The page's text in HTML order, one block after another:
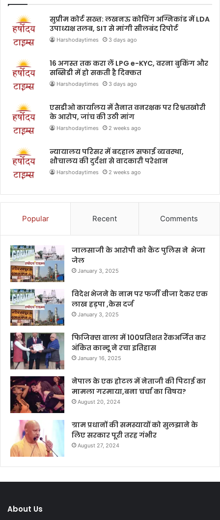
सुप्रीम कोर्ट सख्त: लखनऊ कोचिंग अग्निकांड में LDA
उपाध्यक्ष तलब, SIT से मांगी सीलबंद रिपोर्ट
Harshodaytimes 3 days ago
16 अगस्त तक करा लें LPG e-KYC, वरना बुकिंग और
सब्सिडी में हो सकती है दिक्कत
Harshodaytimes 3 days ago
एसडीओ कार्यालय में तैनात वनरक्षक पर रिश्वतखोरी
के आरोप, जांच की उठी मांग
Harshodaytimes 2 weeks ago
न्यायालय परिसर में बदहाल सफाई व्यवस्था,
शौचालय की दुर्दशा से वादकारी परेशान
Harshodaytimes 2 weeks ago
Popular Recent Comments
जालसाजी के आरोपी को कैंट पुलिस ने भेजा
जेल
January 3, 2025
विदेश भेजने के नाम पर फर्जी वीजा देकर एक
लाख हड़पा ,केस दर्ज
January 3, 2025
फिजिक्स वाला में 100प्रतिशत रैंकअर्जित कर
अंकित कान्दू ने रचा इतिहास
January 16, 2025
नेपाल के एक होटल में नेताजी की पिटाई का
मामला गरमाया,बना चर्चा का विषय?
August 20, 2024
ग्राम प्रधानों की समस्यायों को सुलझाने के
लिए सरकार पूरी तरह गंभीर
August 27, 2024
About Us